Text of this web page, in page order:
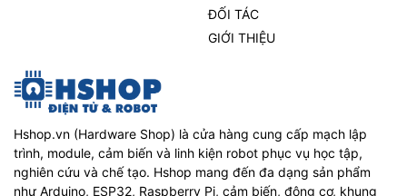
ĐỐI TÁC
GIỚI THIỆU
Hshop.vn (Hardware Shop) là cửa hàng cung cấp mạch lập
trình, module, cảm biến và linh kiện robot phục vụ học tập,
nghiên cứu và chế tạo. Hshop mang đến đa dạng sản phẩm
như Arduino, ESP32, Raspberry Pi, cảm biến, động cơ, khung